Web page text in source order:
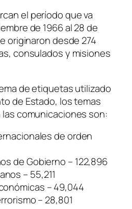
el período que va
de 1966 al 28 de
originaron desde 274
consulados y misiones
de etiquetas utilizado
de Estado, los temas
comunicaciones son:
de orden
de Gobierno – 122,896
– 55,211
– 49,044
– 28,801